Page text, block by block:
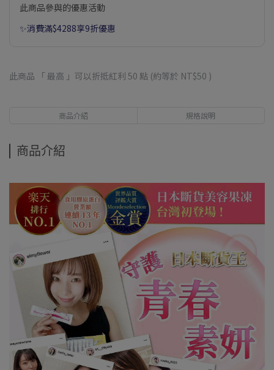
此商品參與的優惠活動
✨消費滿$4288享9折優惠
此商品 「 最高 」可以折抵紅利 50 點 (約等於 NT$50 )
商品介紹 規格說明
商品介紹